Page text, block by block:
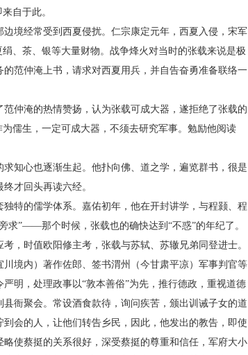
自于此。
经常受到西夏侵扰。仁宗康定元年，西夏入侵，宋军
、茶、银等大量财物。战争烽火对当时的张载来说是极
范仲淹上书，请求对西夏用兵，并自告奋勇准备联络一
淹的热情赞扬，认为张载可成大器，遂拒绝了张载的
儒生，一定可成大器，不须去研究军事。勉励他阅读
心也逐渐生起。他扑向佛、道之学，遍览群书，很是
才回头再读六经。
的儒学体系。嘉佑初年，他在开封讲学，与程颢、程
求”——那个时候，张载也的确快达到“不惑”的年纪了。
时值欧阳修主考，张载与苏轼、苏辙兄弟同登进士。
境内）著作佐郎、签书渭州（今甘肃平凉）军事判官等
明，处理政事以“敦本善俗”为先，推行德政，重视道德
衙聚会。常设酒食款待，询问疾苦，颁出训诫子女的道
会的人，让他们转告乡民，因此，他发出的教告，即使
使蔡挺的关系很好，深受蔡挺的尊重和信任，军府大小